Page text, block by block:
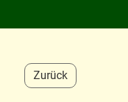
Zurück